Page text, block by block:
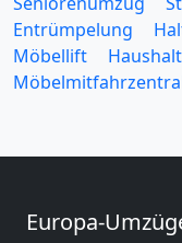
Entrümpelung
Möbellift
Europa-